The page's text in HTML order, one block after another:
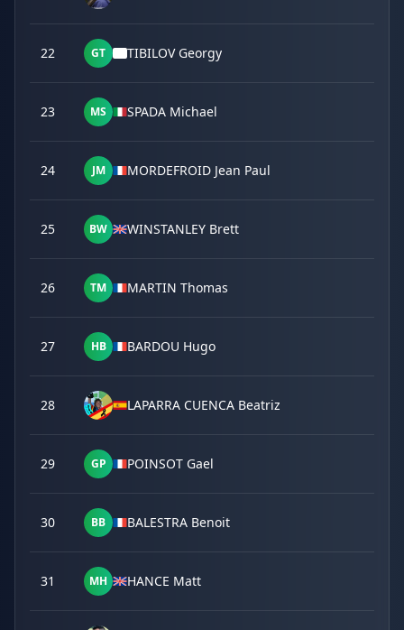
22 GT TIBILOV Georgy
23 MS SPADA Michael
24 JM MORDEFROID Jean Paul
25 BW WINSTANLEY Brett
26 TM MARTIN Thomas
27 HB BARDOU Hugo
28 LAPARRA CUENCA Beatriz
29 GP POINSOT Gael
30 BB BALESTRA Benoit
31 MH HANCE Matt